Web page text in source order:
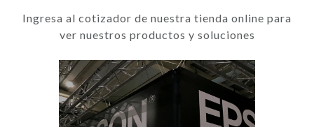
Ingresa al cotizador de nuestra tienda online para
ver nuestros productos y soluciones